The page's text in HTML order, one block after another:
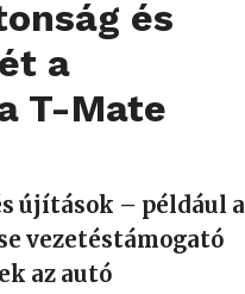
és
a
T-Mate
újítások – például a
vezetéstámogató
az autó